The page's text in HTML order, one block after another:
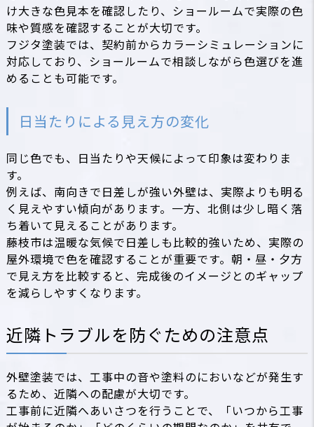
け大きな色見本を確認したり、ショールームで実際の色
味や質感を確認することが大切です。
フジタ塗装では、契約前からカラーシミュレーションに
対応しており、ショールームで相談しながら色選びを進
めることも可能です。
日当たりによる見え方の変化
同じ色でも、日当たりや天候によって印象は変わりま
す。
例えば、南向きで日差しが強い外壁は、実際よりも明る
く見えやすい傾向があります。一方、北側は少し暗く落
ち着いて見えることがあります。
藤枝市は温暖な気候で日差しも比較的強いため、実際の
屋外環境で色を確認することが重要です。朝・昼・夕方
で見え方を比較すると、完成後のイメージとのギャップ
を減らしやすくなります。
近隣トラブルを防ぐための注意点
外壁塗装では、工事中の音や塗料のにおいなどが発生す
るため、近隣への配慮が大切です。
工事前に近隣へあいさつを行うことで、「いつから工事